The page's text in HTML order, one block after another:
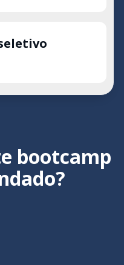
bootcamp